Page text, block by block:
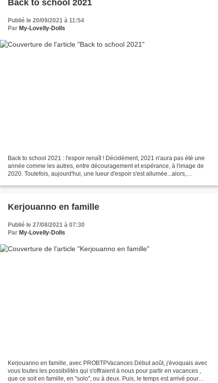
Back to school 2021
Publié le 20/09/2021 à 11:54
Par My-Lovelly-Dolls
Back to school 2021 : l'espoir renaît ! Décidément, 2021 n'aura pas été une
année comme les autres, entre découragement et espérance, à l'image de
2020. Toutefois, aujourd'hui, une lueur d'espoir s'est allumée...alors,
Kerjouanno en famille
Publié le 27/08/2021 à 07:30
Par My-Lovelly-Dolls
Kerjouanno en famille, avec PROBTPVacances Début août, j'évoquais avec
vous toutes les possibilités qui s'offraient à nous pour partir en vacances ,
que ce soit en famille, en "solo", ou à deux. Puis, le temps est arrivé pour